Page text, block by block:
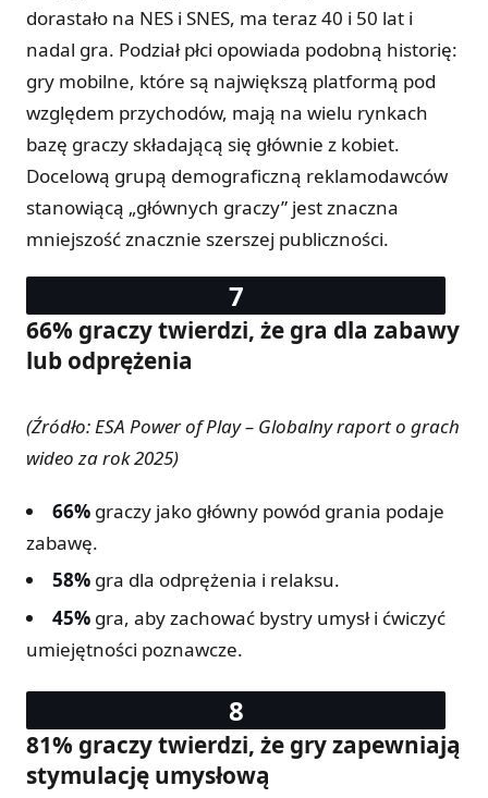
dorastało na NES i SNES, ma teraz 40 i 50 lat i
nadal gra. Podział płci opowiada podobną historię:
gry mobilne, które są największą platformą pod
względem przychodów, mają na wielu rynkach
bazę graczy składającą się głównie z kobiet.
Docelową grupą demograficzną reklamodawców
stanowiącą „głównych graczy” jest znaczna
mniejszość znacznie szerszej publiczności.
66% graczy twierdzi, że gra dla zabawy
lub odprężenia
(Źródło: ESA Power of Play – Globalny raport o grach
wideo za rok 2025)
66% graczy jako główny powód grania podaje
zabawę.
58% gra dla odprężenia i relaksu.
45% gra, aby zachować bystry umysł i ćwiczyć
umiejętności poznawcze.
81% graczy twierdzi, że gry zapewniają
stymulację umysłową